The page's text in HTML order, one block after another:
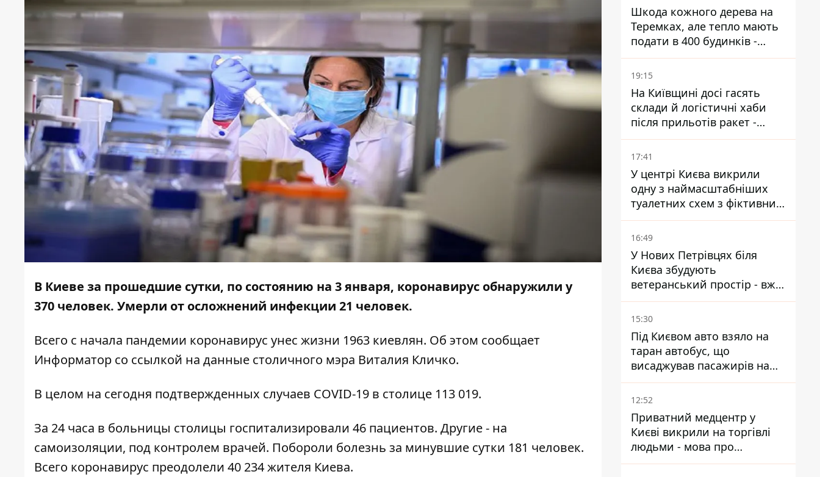
В Киеве за прошедшие сутки, по состоянию на 3 января, коронавирус обнаружили у
370 человек. Умерли от осложнений инфекции 21 человек.
Всего с начала пандемии коронавирус унес жизни 1963 киевлян. Об этом сообщает
Информатор со ссылкой на данные столичного мэра Виталия Кличко.
В целом на сегодня подтвержденных случаев COVID-19 в столице 113 019.
За 24 часа в больницы столицы госпитализировали 46 пациентов. Другие - на
самоизоляции, под контролем врачей. Побороли болезнь за минувшие сутки 181 человек.
Всего коронавирус преодолели 40 234 жителя Киева.
Шкода кожного дерева на
Теремках, але тепло мають
подати в 400 будинків -
депутатка Київради
19:15
На Київщині досі гасять
склади й логістичні хаби
після прильотів ракет -
ДСНС
17:41
У центрі Києва викрили
одну з наймасштабніших
туалетних схем з фіктивним
будинком
16:49
У Нових Петрівцях біля
Києва збудують
ветеранський простір - вже
знайшли проєктанта
15:30
Під Києвом авто взяло на
таран автобус, що
висаджував пасажирів на
зупинці - пасажирка в
лікарні
12:52
Приватний медцентр у
Києві викрили на торгівлі
людьми - мова про
сурогатне материнство